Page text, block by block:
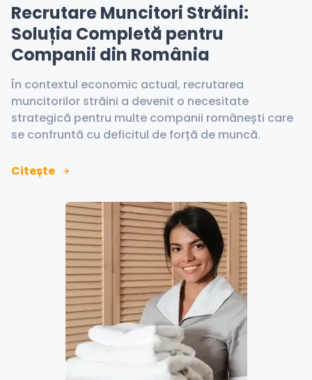
Recrutare Muncitori Străini:
Soluția Completă pentru
Companii din România
În contextul economic actual, recrutarea
muncitorilor străini a devenit o necesitate
strategică pentru multe companii românești care
se confruntă cu deficitul de forță de muncă.
Citește